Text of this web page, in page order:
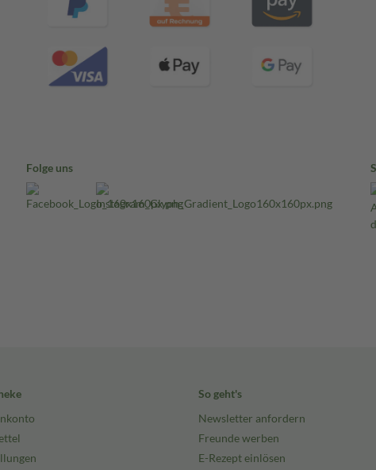
Folge uns
So geht's
Newsletter anfordern
Freunde werben
E-Rezept einlösen